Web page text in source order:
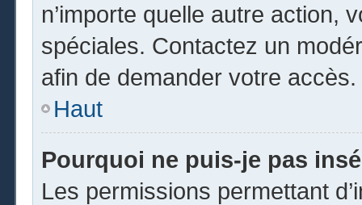
n’importe quelle autre action,
spéciales. Contactez un
afin de demander votre accès.
Haut
Pourquoi ne puis-je pas
Les permissions permettant